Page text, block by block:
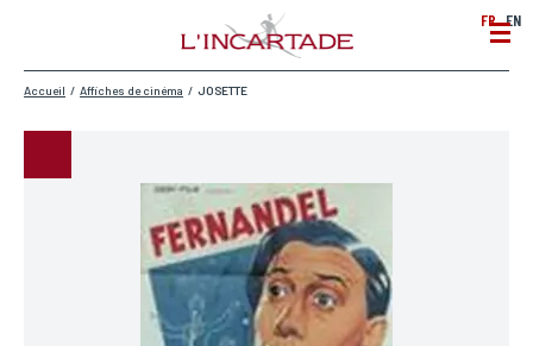
FR EN
Accueil / Affiches de cinéma / JOSETTE